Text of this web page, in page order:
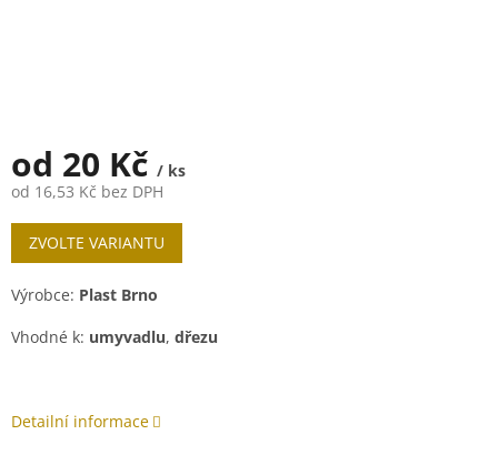
od 20 Kč / ks
od 16,53 Kč bez DPH
Měrná
cena:
ZVOLTE VARIANTU
Výrobce: Plast Brno
Vhodné k: umyvadlu, dřezu
Detailní informace